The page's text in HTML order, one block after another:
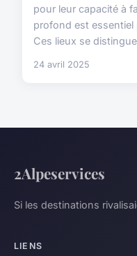
pour leur capacité à
profond est
Ces lieux se
24 avril 2025
2Alpeservices
Si les destinations
LIENS